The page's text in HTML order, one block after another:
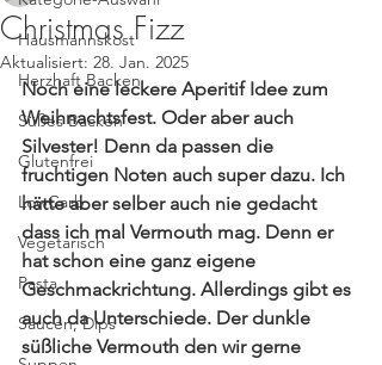
Hausmannskost
Herzhaft Backen
Süßes Backen
Glutenfrei
LowCarb
Vegetarisch
Pasta
Saucen, Dips
Christmas Fizz
Aktualisiert: 28. Jan. 2025
Noch eine leckere Aperitif Idee zum
Weihnachtsfest. Oder aber auch
Silvester! Denn da passen die
fruchtigen Noten auch super dazu. Ich
hätte aber selber auch nie gedacht
dass ich mal Vermouth mag. Denn er
hat schon eine ganz eigene
Geschmackrichtung. Allerdings gibt es
auch da Unterschiede. Der dunkle
süßliche Vermouth den wir gerne